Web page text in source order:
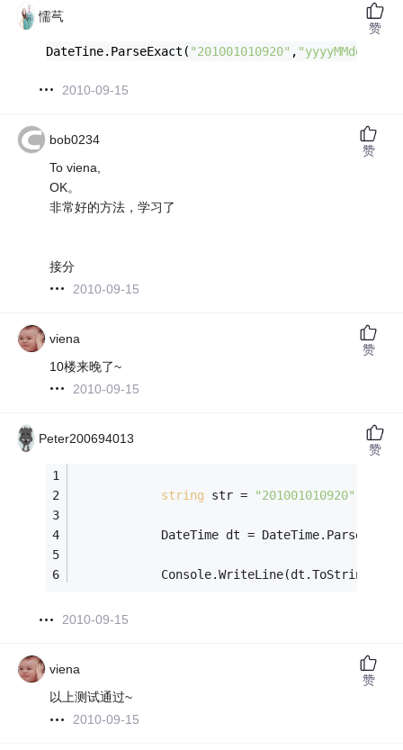
懦芞
DateTine.ParseExact( "201001010920" , "yyyyMMddHHmm"
2010-09-15
赞
bob0234
To viena,
OK。
非常好的方法，学习了
接分
2010-09-15
赞
viena
10楼来晚了~
2010-09-15
赞
Peter200694013
string str = "201001010920"
DateTime dt =
            Console.WriteLine(dt.ToString(
2010-09-15
赞
viena
以上测试通过~
2010-09-15
赞